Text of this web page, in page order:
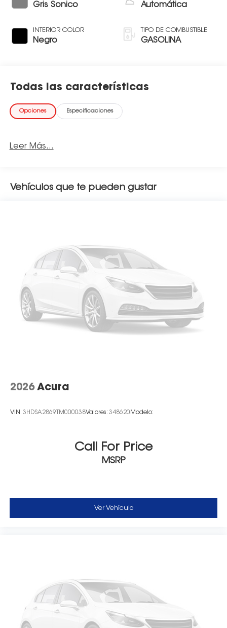
Gris Sonico
INTERIOR COLOR
Negro
Automática
TIPO DE COMBUSTIBLE
GASOLINA
Todas las características
Opciones Especificaciones
Leer Más...
Vehículos que te pueden gustar
2026 Acura
VIN: 3HDSA2869TM000038Valores: 348620 Modelo:
Call For Price
MSRP
Ver Vehículo